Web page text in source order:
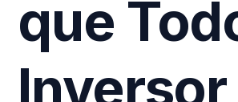
que
Inversor